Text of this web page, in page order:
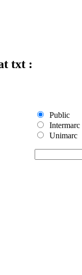
txt :
Public
Intermarc
Unimarc